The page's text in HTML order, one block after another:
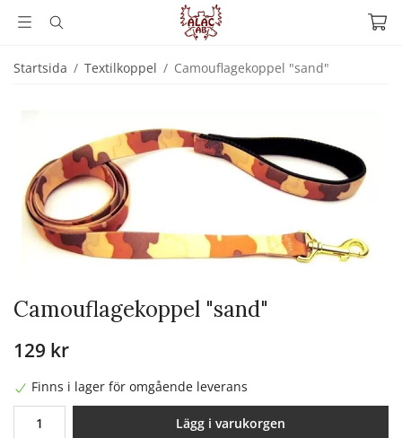
Startsida / Textilkoppel / Camouflagekoppel "sand"
Camouflagekoppel "sand"
129 kr
Finns i lager för omgående leverans
Lägg i varukorgen